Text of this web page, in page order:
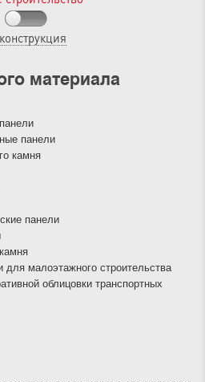
материала
панели
камня
панели
малоэтажного строительства
облицовки транспортных